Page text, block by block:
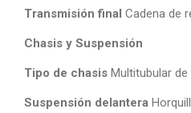
Transmisión final Cadena de
Chasis y Suspensión
Tipo de chasis Multitubular
Suspensión delantera